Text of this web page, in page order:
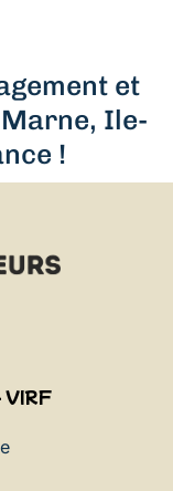
et
Ile-
!
VIRF